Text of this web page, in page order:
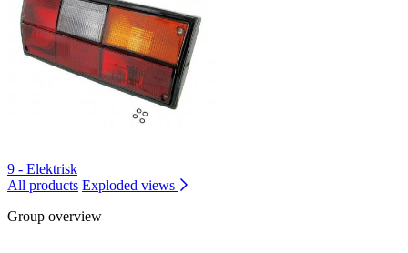
9 - Elektrisk
All products Exploded views
Group overview